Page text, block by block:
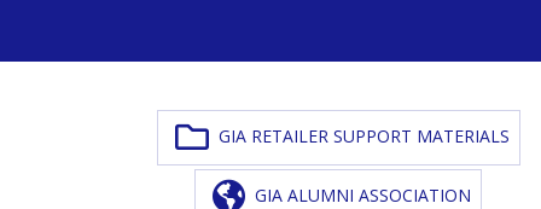
GIA RETAILER SUPPORT MATERIALS
GIA ALUMNI ASSOCIATION